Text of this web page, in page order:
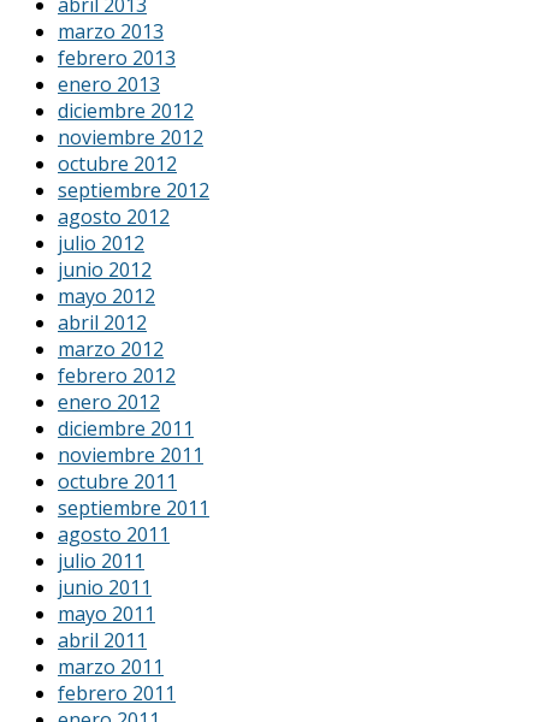
marzo 2013
febrero 2013
enero 2013
diciembre 2012
noviembre 2012
octubre 2012
septiembre 2012
agosto 2012
julio 2012
junio 2012
mayo 2012
abril 2012
marzo 2012
febrero 2012
enero 2012
diciembre 2011
noviembre 2011
octubre 2011
septiembre 2011
agosto 2011
julio 2011
junio 2011
mayo 2011
abril 2011
marzo 2011
febrero 2011